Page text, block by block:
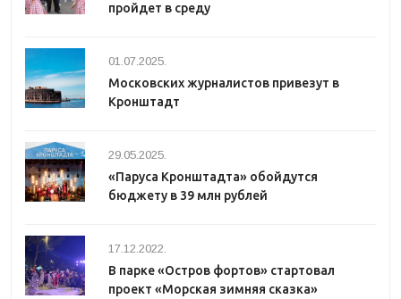
пройдет в среду
01.07.2025.
Московских журналистов привезут в
Кронштадт
29.05.2025.
«Паруса Кронштадта» обойдутся
бюджету в 39 млн рублей
17.12.2022.
В парке «Остров фортов» стартовал
проект «Морская зимняя сказка»